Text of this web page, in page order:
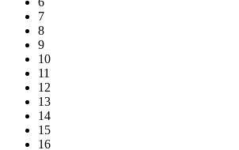
7
8
9
10
11
12
13
14
15
16